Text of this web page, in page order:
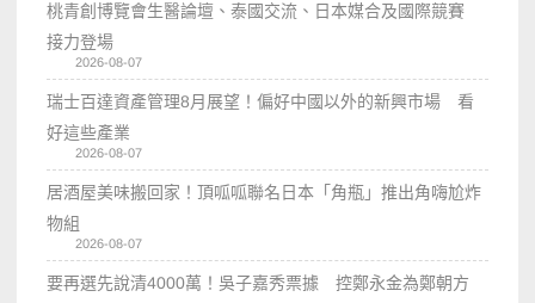
桃青創博覽會生醫論壇、泰國交流、日本媒合及國際競賽
接力登場
2026-08-07
瑞士百達資產管理8月展望！偏好中國以外的新興市場 看
好這些產業
2026-08-07
居酒屋美味搬回家！頂呱呱聯名日本「角瓶」推出角嗨尬炸
物組
2026-08-07
要再選先說清4000萬！吳子嘉秀票據 控鄭永金為鄭朝方